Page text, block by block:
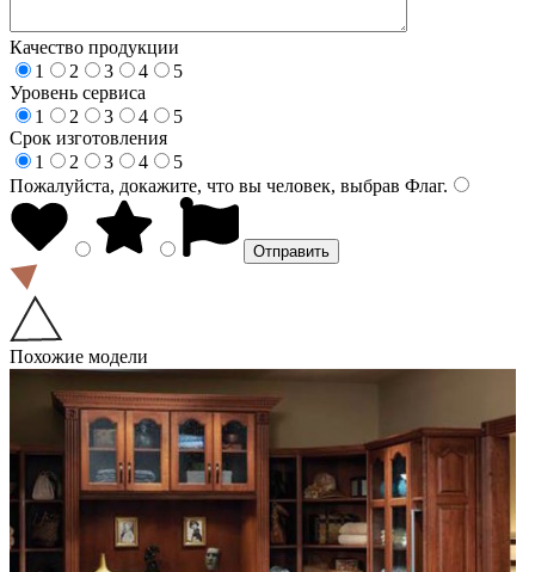
Качество продукции
1
2 3 4
5
Уровень сервиса
1
2 3 4
5
Срок изготовления
1
2 3 4
5
Пожалуйста, докажите, что вы человек, выбрав Флаг.
Похожие модели